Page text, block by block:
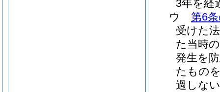
3年を経
ウ
第6
受けた
た当時
発生を
たもの
過しな